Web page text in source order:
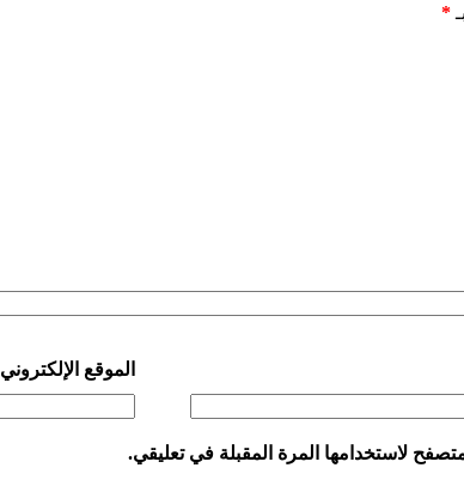
*
الموقع الإلكتروني
لاستخدامها المرة المقبلة في تعليقي.